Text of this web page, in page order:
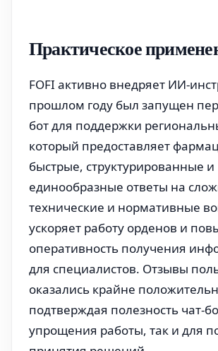
Практическое
FOFI активно внедряет ИИ-
прошлом году был запущен
бот для поддержки
который предоставляет
быстрые, структурированные и
единообразные ответы на
технические и нормативные
ускоряет работу орденов и
оперативность получения
для специалистов. Отзывы
оказались крайне
подтверждая полезность чат-
упрощения работы, так и для